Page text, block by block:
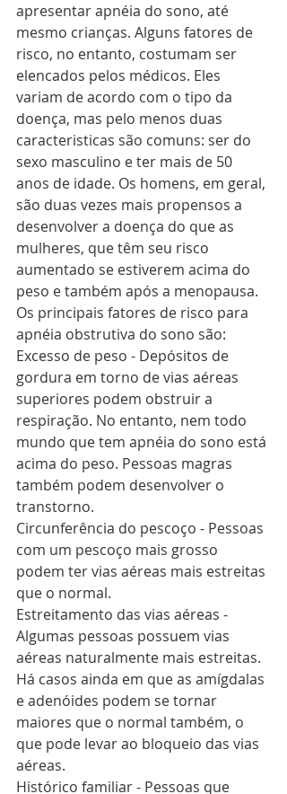
apresentar apnéia do sono, até
mesmo crianças. Alguns fatores de
risco, no entanto, costumam ser
elencados pelos médicos. Eles
variam de acordo com o tipo da
doença, mas pelo menos duas
caracteristicas são comuns: ser do
sexo masculino e ter mais de 50
anos de idade. Os homens, em geral,
são duas vezes mais propensos a
desenvolver a doença do que as
mulheres, que têm seu risco
aumentado se estiverem acima do
peso e também após a menopausa.
Os principais fatores de risco para
apnéia obstrutiva do sono são:
Excesso de peso - Depósitos de
gordura em torno de vias aéreas
superiores podem obstruir a
respiração. No entanto, nem todo
mundo que tem apnéia do sono está
acima do peso. Pessoas magras
também podem desenvolver o
transtorno.
Circunferência do pescoço - Pessoas
com um pescoço mais grosso
podem ter vias aéreas mais estreitas
que o normal.
Estreitamento das vias aéreas -
Algumas pessoas possuem vias
aéreas naturalmente mais estreitas.
Há casos ainda em que as amígdalas
e adenóides podem se tornar
maiores que o normal também, o
que pode levar ao bloqueio das vias
aéreas.
Histórico familiar - Pessoas que